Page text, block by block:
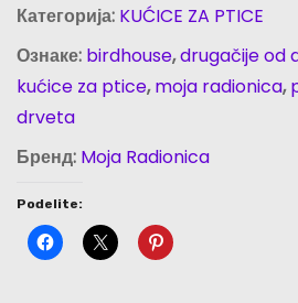
z
a
p
t
i
e
Категорија: KUĆICE ZA PTICE
Ознаке: birdhouse,drugačije od
kućice za ptice,moja radionica,
drveta
Бренд: Moja Radionica
Podelite: